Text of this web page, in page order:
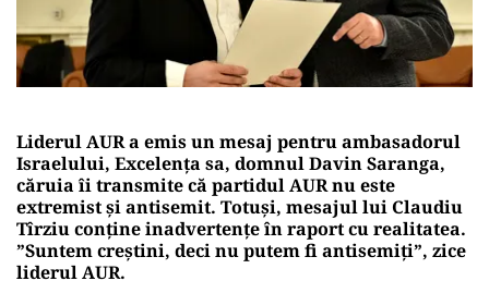
Liderul AUR a emis un mesaj pentru ambasadorul
Israelului, Excelența sa, domnul Davin Saranga,
căruia îi transmite că partidul AUR nu este
extremist și antisemit. Totuși, mesajul lui Claudiu
Tîrziu conține inadvertențe în raport cu realitatea.
”Suntem creștini, deci nu putem fi antisemiți”, zice
liderul AUR.